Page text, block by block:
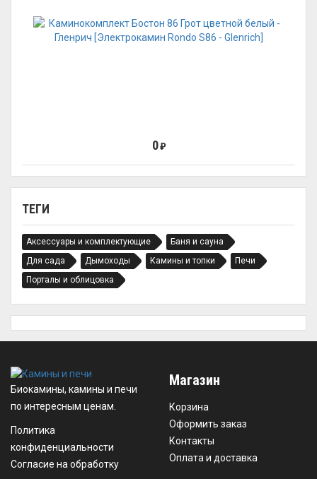
ТЕГИ
Аксессуары и комплектующие
Баня и сауна
Для сада
Дымоходы Камины и топки
Печи
Порталы и облицовка
0₽
Биокамины, камины и печи
по интересным ценам.
Политика
конфиденциальности
Согласие на обработку
Магазин
Корзина
Оформить заказ
Контакты
Оплата и доставка